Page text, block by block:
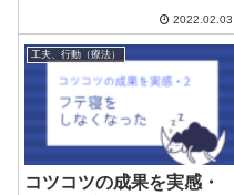
ついては、何度かブログの記事
にもしました）その話を友人に
したところ、「でも、ありのま
まの自分でいることも大切だよ
ね」と言われま...
2022.02.03
工夫、行動（療法）
コツコツの成果を実感・